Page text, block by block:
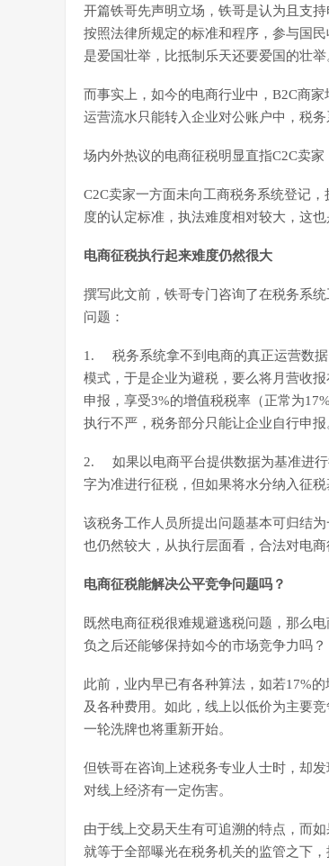
开篇铁哥先声明立场，铁哥是认为且支
按照法律所规定的标准和程序，参与国
是爱国壮举，比抵制乐天还要爱国的壮举
而事实上，如今的电商行业中，B2C商
运营流水只能转入企业对公账户中，税
场内外热议的电商征税明显直指C2C卖
C2C卖家一方面未向工商税务系统登记
度的认定标准，执法难度相对较大，这
电商征税执行起来难度仍然很大
撰写此文前，铁哥专门咨询了在税务系
问题：
1. 税务系统拿不到电商的真正运营数据
模式，于是企业为避税，要么将月营收
申报，享受3%的增值税税率（正常为
执行不严，税务部分只能让企业自行申报
2. 如果以电商平台提供数据为基准进行
字为准进行征税，但如果将水分纳入征
该税务工作人员所提出问题基本可归结
也仍然较大，从执行层面看，合法对电
电商征税能解决公平竞争问题吗？
既然电商征税很难规避逃税问题，那么
负之后还能够保持如今的市场竞争力吗？
此前，业内早已有各种算法，如若17%
及各种费用。如此，线上以低价为主要
一轮洗牌也将重新开始。
但铁哥在咨询上述税务专业人士时，却
对线上经济有一定伤害。
由于线上交易天生有可追溯的特点，而
就等于全部曝光在税务机关的监管之下